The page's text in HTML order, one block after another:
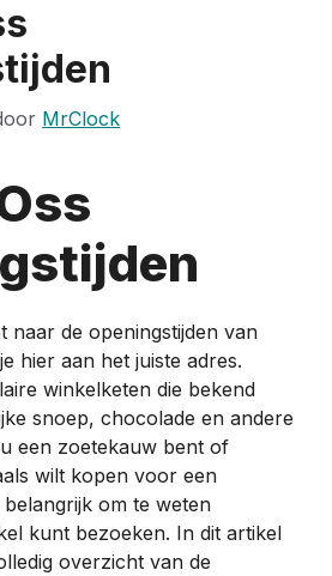
MrClock
naar de openingstijden van
hier aan het juiste adres.
winkelketen die bekend
snoep, chocolade en andere
een zoetekauw bent of
wilt kopen voor een
om te weten
kunt bezoeken. In dit artikel
overzicht van de